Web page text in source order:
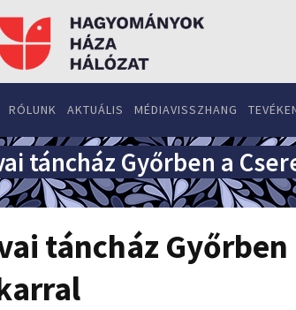
RÓLUNK AKTUÁLIS MÉDIAVISSZHANG
táncház Győrben a
táncház Győrben